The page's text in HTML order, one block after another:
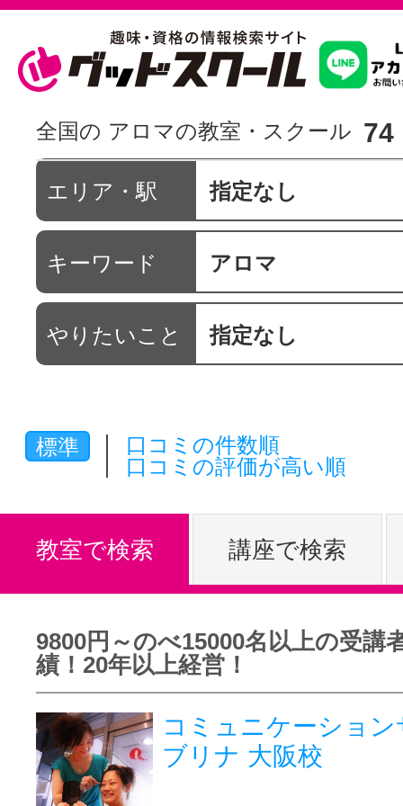
習いたいこ
スクールを
駅・路線か
通信講座を
体験レッス
やりたいこ
特集をみる
グッドスク
掲載のお問
全国の アロマの教室・スクール 74
エリア・駅 指定なし
キーワード アロマ
やりたいこと 指定なし
標準
口コミの件数順
口コミの評価が高い順
教室で検索 講座で検索
9800円～のべ15000名以上の受講
績！20年以上経営！
コミュニケーショ
ブリナ 大阪校